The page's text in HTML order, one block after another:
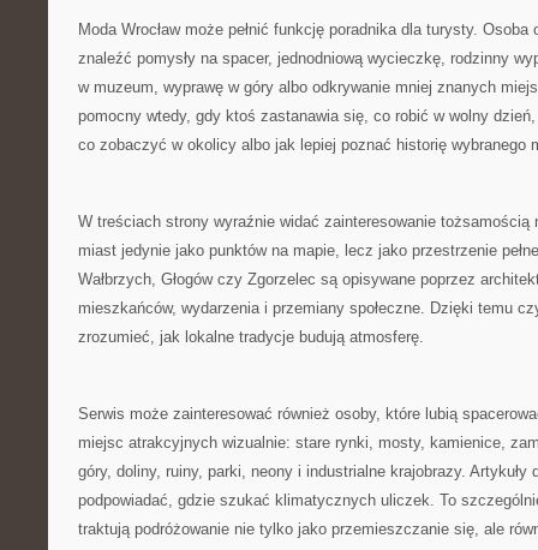
Moda Wrocław może pełnić funkcję poradnika dla turysty.
znaleźć pomysły na spacer, jednodniową wycieczkę, rodzinny
w muzeum, wyprawę w góry albo odkrywanie mniej znanych
pomocny wtedy, gdy ktoś zastanawia się, co robić w wolny
co zobaczyć w okolicy albo jak lepiej poznać historię wybranego
W treściach strony wyraźnie widać zainteresowanie tożsamością
miast jedynie jako punktów na mapie, lecz jako przestrzenie
Wałbrzych, Głogów czy Zgorzelec są opisywane poprzez
mieszkańców, wydarzenia i przemiany społeczne. Dzięki temu
zrozumieć, jak lokalne tradycje budują atmosferę.
Serwis może zainteresować również osoby, które lubią
miejsc atrakcyjnych wizualnie: stare rynki, mosty, kamienice,
góry, doliny, ruiny, parki, neony i industrialne krajobrazy. Artykuły
podpowiadać, gdzie szukać klimatycznych uliczek. To
traktują podróżowanie nie tylko jako przemieszczanie się, ale